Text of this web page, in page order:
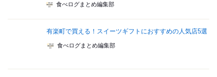
食べログまとめ編集部
有楽町で買える！スイーツギフトにおすすめの人気店5選
食べログまとめ編集部